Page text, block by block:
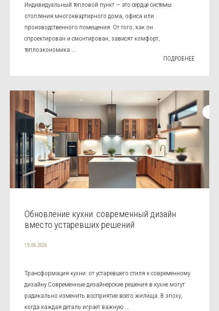
Индивидуальный тепловой пункт — это сердце системы
отопления многоквартирного дома, офиса или
производственного помещения. От того, как он
спроектирован и смонтирован, зависят комфорт,
теплоэкономика ...
ПОДРОБНЕЕ
Обновление кухни: современный дизайн
вместо устаревших решений
19.06.2026
Трансформация кухни: от устаревшего стиля к современному
дизайну Современные дизайнерские решения в кухне могут
радикально изменить восприятие всего жилища. В эпоху,
когда каждая деталь играет важную ...